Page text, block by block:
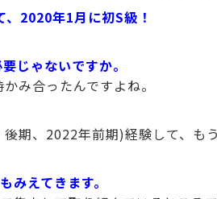
2020年1月に初S級！
じゃないですか。
み合ったんですよね。
期、2022年前期)経験して、も
みえてきます。